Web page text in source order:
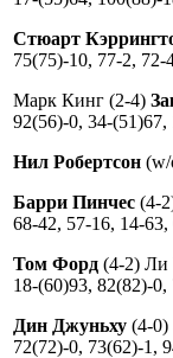
Стюарт
75(75)-10, 77-2, 72-
Марк Кинг (2-4)
92(56)-0, 34-(51)67,
Нил Робертсон (w/
Барри Пинчес (4-
68-42, 57-16, 14-
Том Форд (4-2) Ли
18-(60)93, 82(82)-
Дин Джуньху (4-
72(72)-0, 73(62)-1,